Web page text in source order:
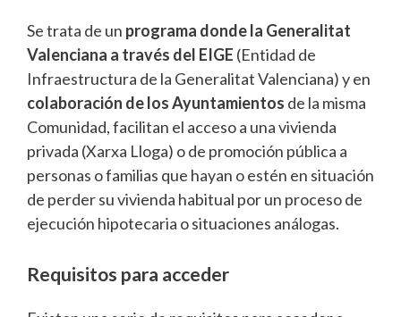
Se trata de un programa donde la Generalitat
Valenciana a través del EIGE (Entidad de
Infraestructura de la Generalitat Valenciana) y en
colaboración de los Ayuntamientos de la misma
Comunidad, facilitan el acceso a una vivienda
privada (Xarxa Lloga) o de promoción pública a
personas o familias que hayan o estén en situación
de perder su vivienda habitual por un proceso de
ejecución hipotecaria o situaciones análogas.
Requisitos para acceder